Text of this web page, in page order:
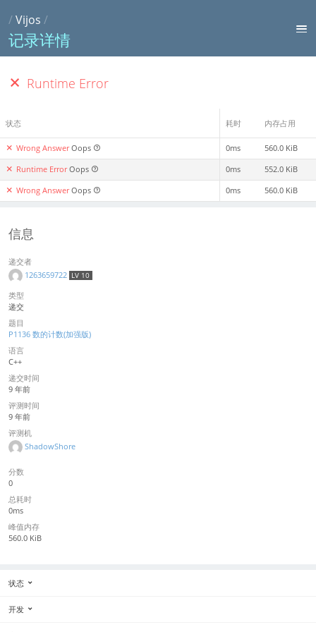
/Vijos /
记录详情
Runtime Error
状态 耗时 内存占用
Wrong AnswerOops 0ms 560.0 KiB
Runtime ErrorOops 0ms 552.0 KiB
Wrong AnswerOops 0ms 560.0 KiB
信息
递交者
1263659722 LV 10
类型
递交
题目
P1136 数的计数(加强版)
语言
C++
递交时间
9 年前
评测时间
9 年前
评测机
ShadowShore
分数
0
总耗时
0ms
峰值内存
560.0 KiB
状态
开发